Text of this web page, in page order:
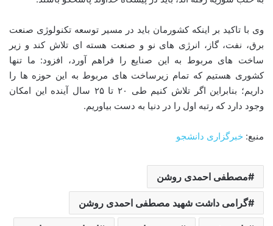
وی با تاکید بر اینکه کشورمان باید در مسیر توسعه تکنولوژی صنعت
برق، نفت، گاز، انرژی های نو و صنعت هسته ای تلاش کند و زیر
ساخت های مربوط به این صنایع را فراهم آورد، افزود: ما تنها
کشوری هستیم که تمام زیرساخت های مربوط به این حوزه ها را
داریم؛ بنابراین اگر تلاش کنیم طی ۲۰ تا ۲۵ سال آینده این امکان
وجود دارد که رتبه اول را در دنیا به دست بیاوریم.
منبع: خبرگزاری دانشجو
مصطفی احمدی روشن
گرامی داشت شهید مصطفی احمدی روشن